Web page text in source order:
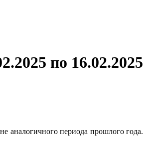
по 16.02.2025
аналогичного периода прошлого года.